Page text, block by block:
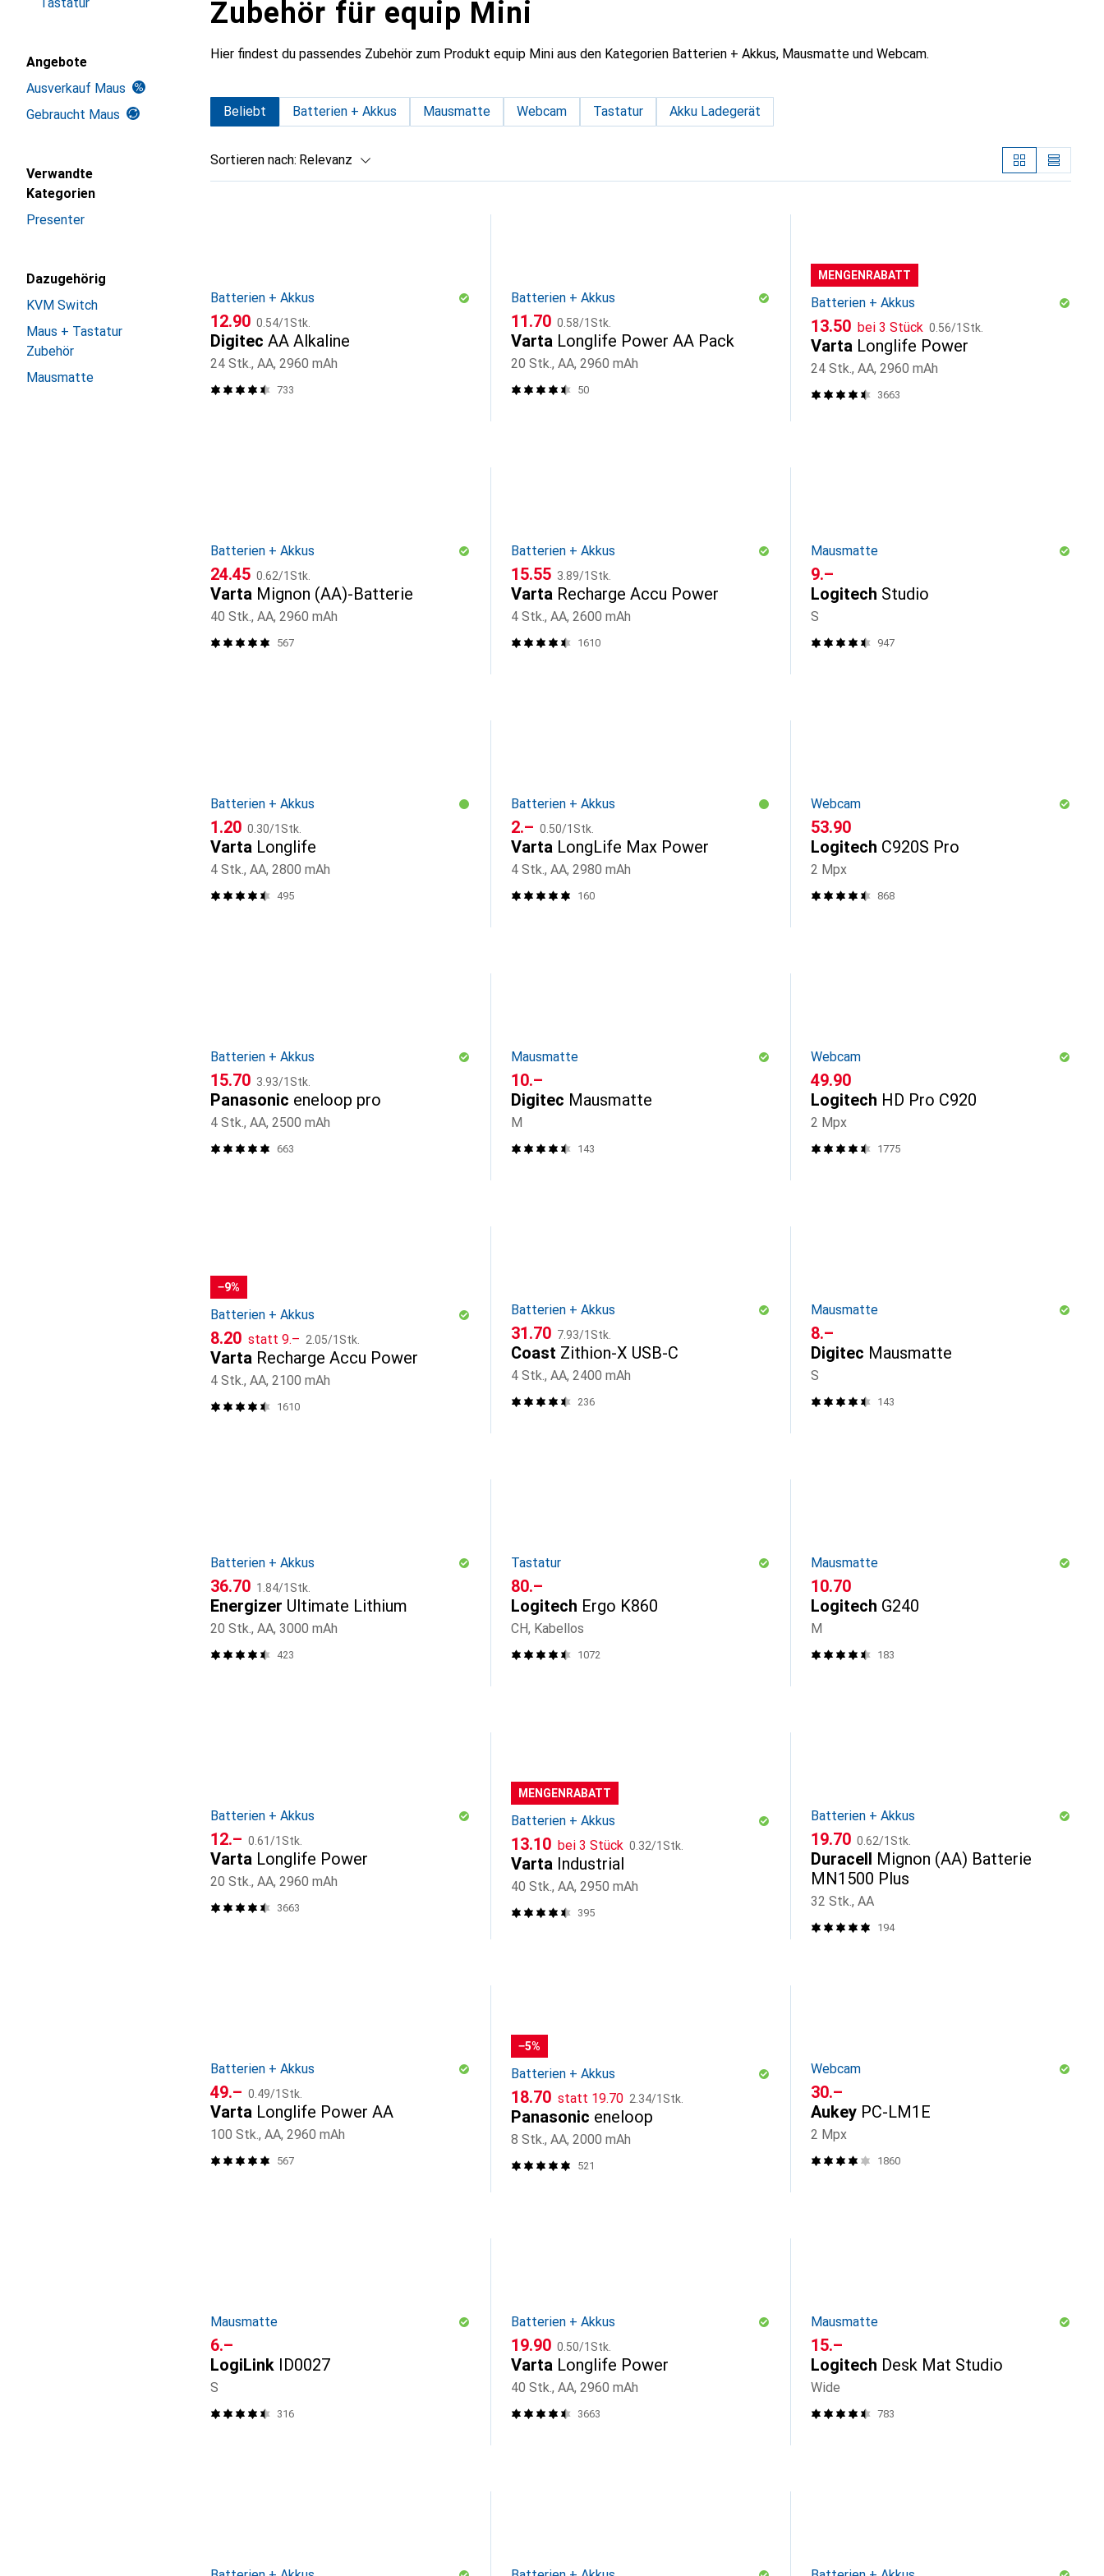
Angebote
Ausverkauf Maus
Gebraucht Maus
Verwandte
Kategorien
Presenter
Dazugehörig
KVM Switch
Maus + Tastatur
Zubehör
Mausmatte
Zubehör für equip Mini
Hier findest du passendes Zubehör zum Produkt equip Mini aus den Kategorien Batterien + Akkus, Mausmatte und Webcam.
Beliebt Batterien + Akkus Mausmatte Webcam Tastatur Akku Ladegerät
Sortieren nach: Relevanz
Batterien + Akkus
CHF
12.90 CHF
0.54/1Stk.
Digitec AA Alkaline
24 Stk., AA, 2960 mAh
733
Batterien + Akkus
CHF
11.70 CHF
0.58/1Stk.
Varta Longlife Power AA Pack
20 Stk., AA, 2960 mAh
50
MENGENRABATT
Batterien + Akkus
CHF
13.50 bei 3 Stück CHF
0.56/1Stk.
Varta Longlife Power
24 Stk., AA, 2960 mAh
3663
Batterien + Akkus
CHF
24.45 CHF
0.62/1Stk.
Varta Mignon (AA)-Batterie
40 Stk., AA, 2960 mAh
567
Batterien + Akkus
CHF
15.55 CHF
3.89/1Stk.
Varta Recharge Accu Power
4 Stk., AA, 2600 mAh
1610
Mausmatte
CHF
9.–
Logitech Studio
S
947
Batterien + Akkus
CHF
1.20 CHF
0.30/1Stk.
Varta Longlife
4 Stk., AA, 2800 mAh
495
Batterien + Akkus
CHF
2.– CHF
0.50/1Stk.
Varta LongLife Max Power
4 Stk., AA, 2980 mAh
160
Webcam
CHF
53.90
Logitech C920S Pro
2 Mpx
868
Batterien + Akkus
CHF
15.70 CHF
3.93/1Stk.
Panasonic eneloop pro
4 Stk., AA, 2500 mAh
663
Mausmatte
CHF
10.–
Digitec Mausmatte
M
143
Webcam
CHF
49.90
Logitech HD Pro C920
2 Mpx
1775
−9%
Batterien + Akkus
CHF
8.20 statt CHF
9.– CHF
2.05/1Stk.
Varta Recharge Accu Power
4 Stk., AA, 2100 mAh
1610
Batterien + Akkus
CHF
31.70 CHF
7.93/1Stk.
Coast Zithion-X USB-C
4 Stk., AA, 2400 mAh
236
Mausmatte
CHF
8.–
Digitec Mausmatte
S
143
Batterien + Akkus
CHF
36.70 CHF
1.84/1Stk.
Energizer Ultimate Lithium
20 Stk., AA, 3000 mAh
423
Tastatur
CHF
80.–
Logitech Ergo K860
CH, Kabellos
1072
Mausmatte
CHF
10.70
Logitech G240
M
183
Batterien + Akkus
CHF
12.– CHF
0.61 /1Stk.
Varta Longlife Power
20 Stk., AA, 2960 mAh
3663
MENGENRABATT
Batterien + Akkus
CHF
13.10 bei 3 Stück CHF
0.32/1Stk.
Varta Industrial
40 Stk., AA, 2950 mAh
395
Batterien + Akkus
CHF
19.70 CHF
0.62/1Stk.
Duracell Mignon (AA) Batterie
MN1500 Plus
32 Stk., AA
194
Batterien + Akkus
CHF
49.– CHF
0.49/1Stk.
Varta Longlife Power AA
100 Stk., AA, 2960 mAh
567
−5%
Batterien + Akkus
CHF
18.70 statt CHF
19.70 CHF
2.34/1Stk.
Panasonic eneloop
8 Stk., AA, 2000 mAh
521
Webcam
CHF
30.–
Aukey PC-LM1E
2 Mpx
1860
Mausmatte
CHF
6.–
LogiLink ID0027
S
316
Batterien + Akkus
CHF
19.90 CHF
0.50/1Stk.
Varta Longlife Power
40 Stk., AA, 2960 mAh
3663
Mausmatte
CHF
15.–
Logitech Desk Mat Studio
Wide
783